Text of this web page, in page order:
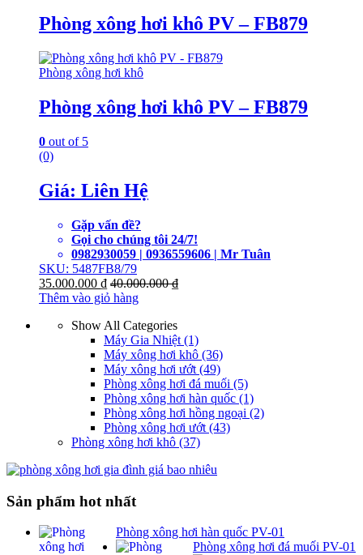
Phòng xông hơi khô PV – FB879
Phòng xông hơi khô
Phòng xông hơi khô PV – FB879
0 out of 5
(0)
Giá: Liên Hệ
Gặp vấn đề?
Gọi cho chúng tôi 24/7!
0982930059 | 0936559606 | Mr Tuân
SKU: 5487FB8/79
35.000.000 ₫ 40.000.000₫
Thêm vào giỏ hàng
Show All Categories
Máy Gia Nhiệt (1)
Máy xông hơi khô (36)
Máy xông hơi ướt (49)
Phòng xông hơi đá muối (5)
Phòng xông hơi hàn quốc (1)
Phòng xông hơi hồng ngoại (2)
Phòng xông hơi ướt (43)
Phòng xông hơi khô (37)
Sản phẩm hot nhất
Phòng xông hơi hàn quốc PV-01
Phòng xông hơi đá muối PV-01